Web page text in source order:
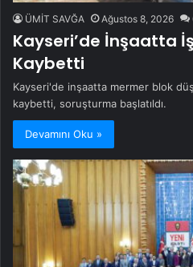
ÜMİT SAVĞA Ağustos 8, 2026
Kayseri’de İnşaatta
Kaybetti
Kayseri'de inşaatta mermer blok
kaybetti, soruşturma başlatıldı.
Devamını Oku »